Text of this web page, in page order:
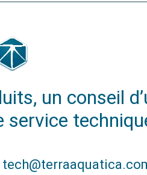
un conseil
service